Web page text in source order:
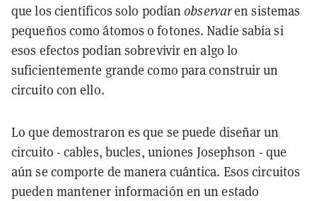
que los científicos solo podíanobservaren sistemas
pequeños como átomos o fotones. Nadie sabía si
esos efectos podían sobrevivir en algo lo
suficientemente grande como paraconstruir un
circuito con ello.
Lo que demostraron es que se puede diseñar un
circuito - cables, bucles, uniones Josephson - que
aún se comporte de manera cuántica. Esos circuitos
pueden mantener información en un estado